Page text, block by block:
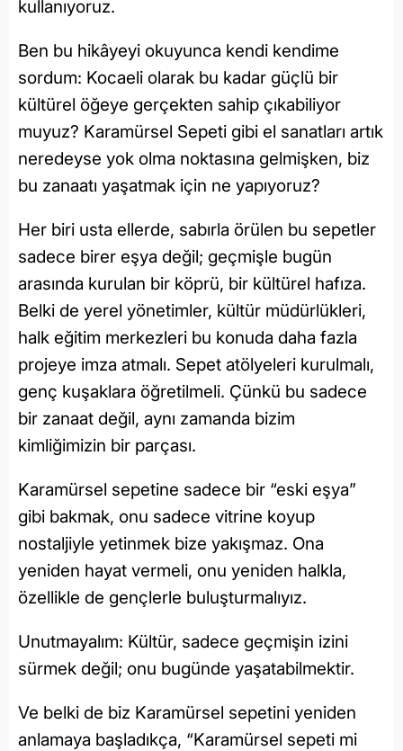
kullanıyoruz.
Ben bu hikâyeyi okuyunca kendi kendime
sordum: Kocaeli olarak bu kadar güçlü bir
kültürel öğeye gerçekten sahip çıkabiliyor
muyuz? Karamürsel Sepeti gibi el sanatları artık
neredeyse yok olma noktasına gelmişken, biz
bu zanaatı yaşatmak için ne yapıyoruz?
Her biri usta ellerde, sabırla örülen bu sepetler
sadece birer eşya değil; geçmişle bugün
arasında kurulan bir köprü, bir kültürel hafıza.
Belki de yerel yönetimler, kültür müdürlükleri,
halk eğitim merkezleri bu konuda daha fazla
projeye imza atmalı. Sepet atölyeleri kurulmalı,
genç kuşaklara öğretilmeli. Çünkü bu sadece
bir zanaat değil, aynı zamanda bizim
kimliğimizin bir parçası.
Karamürsel sepetine sadece bir “eski eşya”
gibi bakmak, onu sadece vitrine koyup
nostaljiyle yetinmek bize yakışmaz. Ona
yeniden hayat vermeli, onu yeniden halkla,
özellikle de gençlerle buluşturmalıyız.
Unutmayalım: Kültür, sadece geçmişin izini
sürmek değil; onu bugünde yaşatabilmektir.
Ve belki de biz Karamürsel sepetini yeniden
anlamaya başladıkça, “Karamürsel sepeti mi